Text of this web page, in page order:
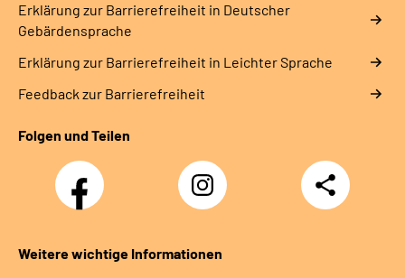
Erklärung zur Barrierefreiheit in Deutscher
Gebärdensprache
Erklärung zur Barrierefreiheit in Leichter Sprache
Feedback zur Barrierefreiheit
Folgen und Teilen
Facebook
Klinik
Sonnenblick
Instagram
Klinik
Sonnenblick
Teilen
Weitere wichtige Informationen